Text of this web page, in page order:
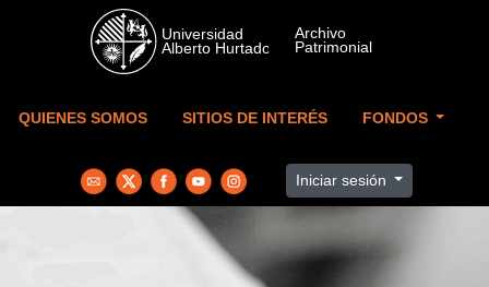
Skip to main content
QUIENES SOMOS SITIOS DE INTERÉS FONDOS
Iniciar sesión